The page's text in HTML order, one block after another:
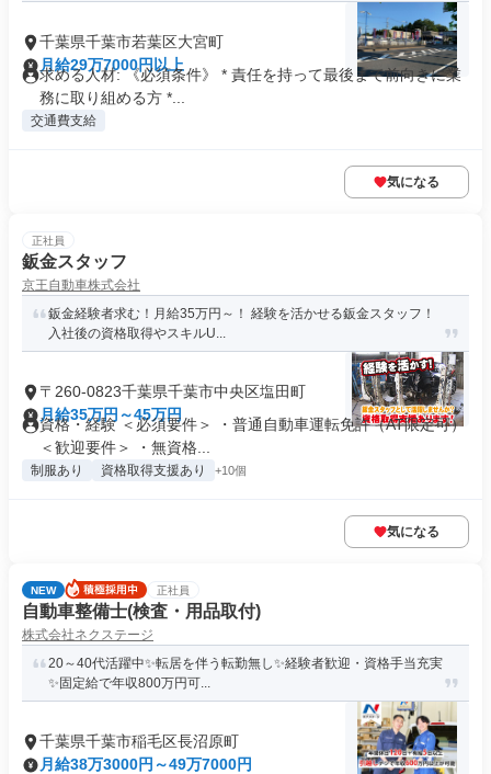
千葉県千葉市若葉区大宮町
月給29万7000円以上
求める人材: 《必須条件》 * 責任を持って最後まで前向きに業
務に取り組める方 *...
交通費支給
気になる
正社員
鈑金スタッフ
京王自動車株式会社
鈑金経験者求む！月給35万円～！ 経験を活かせる鈑金スタッフ！
入社後の資格取得やスキルU...
〒260-0823千葉県千葉市中央区塩田町
月給35万円～45万円
資格・経験 ＜必須要件＞ ・普通自動車運転免許（AT限定可）
＜歓迎要件＞ ・無資格...
制服あり 資格取得支援あり +10個
気になる
NEW 正社員
自動車整備士(検査・用品取付)
株式会社ネクステージ
20～40代活躍中✨転居を伴う転勤無し✨経験者歓迎・資格手当充実
✨固定給で年収800万円可...
千葉県千葉市稲毛区長沼原町
月給38万3000円～49万7000円